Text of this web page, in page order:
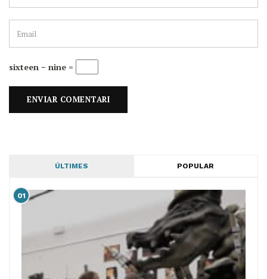
sixteen − nine =
ÚLTIMES POPULAR
01